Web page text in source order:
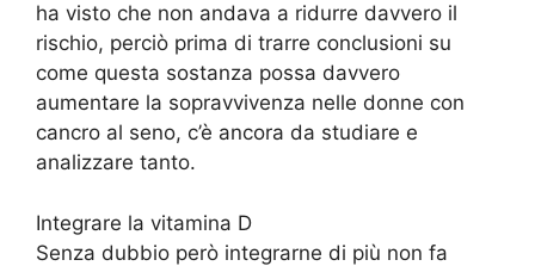
ha visto che non andava a ridurre davvero il
rischio, perciò prima di trarre conclusioni su
come questa sostanza possa davvero
aumentare la sopravvivenza nelle donne con
cancro al seno, c’è ancora da studiare e
analizzare tanto.
Integrare la vitamina D
Senza dubbio però integrarne di più non fa